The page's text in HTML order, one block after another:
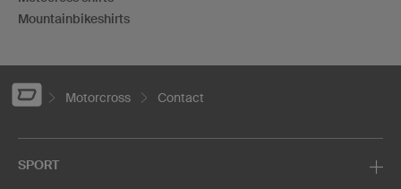
Mountainbikeshirts
Motorcross Contact
SPORT